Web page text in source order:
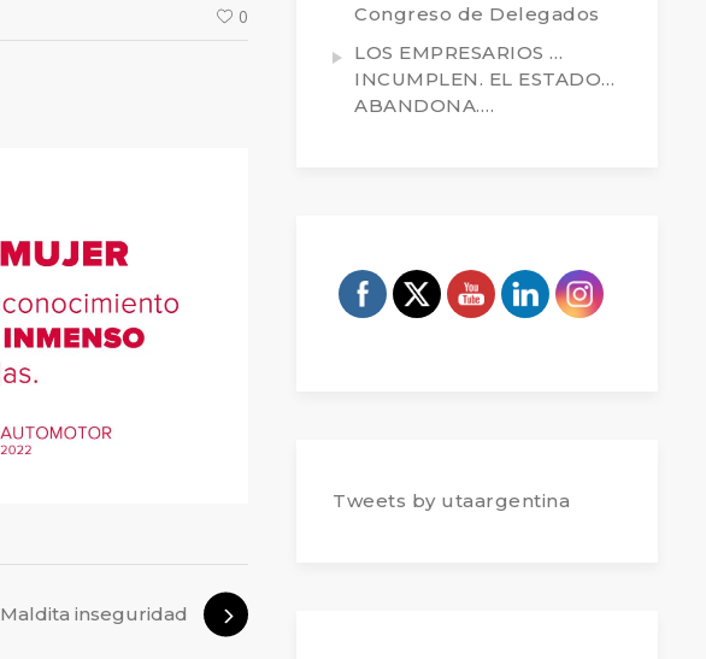
0
Maldita inseguridad
Congreso de Delegados
LOS EMPRESARIOS …
INCUMPLEN. EL ESTADO…
ABANDONA….
Tweets by utaargentina